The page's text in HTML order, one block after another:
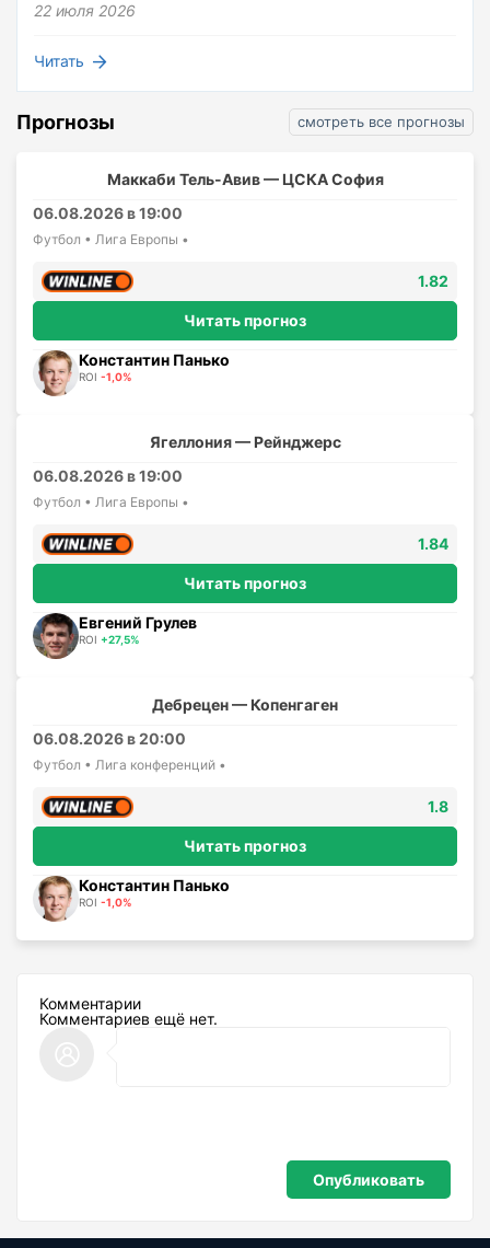
22 июля 2026
Читать
Прогнозы смотреть все прогнозы
Маккаби Тель-Авив — ЦСКА София
06.08.2026 в 19:00
Футбол • Лига Европы •
1.82
Читать прогноз
Константин Панько
ROI -1,0%
Ягеллония — Рейнджерс
06.08.2026 в 19:00
Футбол • Лига Европы •
1.84
Читать прогноз
Евгений Грулев
ROI +27,5%
Дебрецен — Копенгаген
06.08.2026 в 20:00
Футбол • Лига конференций •
1.8
Читать прогноз
Константин Панько
ROI -1,0%
Комментарии
Комментариев ещё нет.